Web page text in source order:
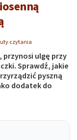
czytania
przynosi ulgę przy
Sprawdź, jakie
pyszną
dodatek do